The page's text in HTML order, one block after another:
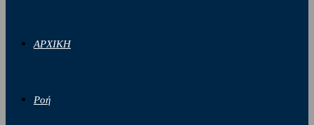
ΑΡΧΙΚΗ
Ροή